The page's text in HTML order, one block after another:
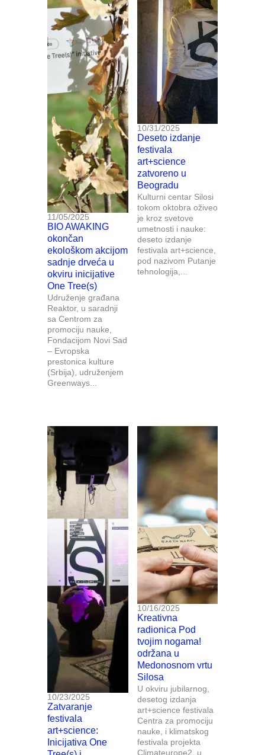
11/05/2025
BIO AWAKING
okončan
ekološkom akcijom
sadnje drveća u
okviru inicijative
One Tree(s)
Udruženje građana
Reaktor, u saradnji
sa Centrom za
promociju nauke,
Fondacijom Novi Sad
– Evropska
prestonica kulture
(Srbija), udruženjem
Greenways...
10/31/2025
Deseto izdanje
festivala
art+science
zatvoreno u
Beogradu
Kulturni centar Silosi
tokom oktobra oživeo
je kroz svetove
umetnosti i nauke:
deseto izdanje
festivala art+science,
pod nazivom Putanje
tehnologija,...
10/23/2025
Zatvaranje
festivala
art+science:
Inicijativa One
10/16/2025
Kreativna
radionica Pod
tvojim nogama!
održana u
Medonosnom vrtu
Silosa
U okviru jubilarnog,
desetog izdanja
art+science festivala
Centra za promociju
nauke, i klimatskog
festivala projekta
Climateurope2, u